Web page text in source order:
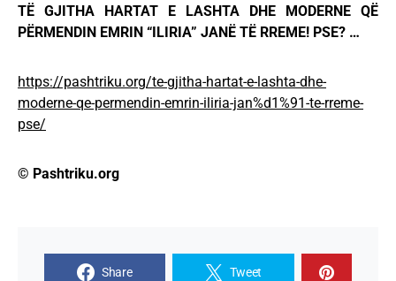
TË GJITHA HARTAT E LASHTA DHE MODERNE QË
PËRMENDIN EMRIN “ILIRIA” JANЁ TË RREME! PSE? …
https://pashtriku.org/te-gjitha-hartat-e-lashta-dhe-
moderne-qe-permendin-emrin-iliria-jan%d1%91-te-rreme-
pse/
© Pashtriku.org
Share Tweet